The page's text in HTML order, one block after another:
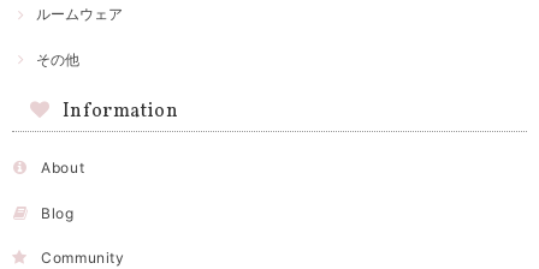
ルームウェア
その他
Information
About
Blog
Community